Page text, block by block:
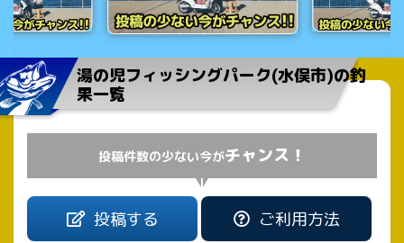
湯の児フィッシングパーク(水俣市)の釣
果一覧
投稿件数の少ない今がチャンス！
投稿する ご利用方法